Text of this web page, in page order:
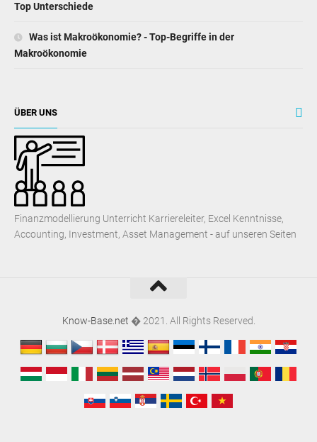
Top Unterschiede
Was ist Makroökonomie? - Top-Begriffe in der
Makroökonomie
ÜBER UNS
Finanzmodellierung Unterricht Karriereleiter, Excel Kenntnisse,
Accounting, Investment, Asset Management - auf unseren Seiten
Know-Base.net � 2021. All Rights Reserved.